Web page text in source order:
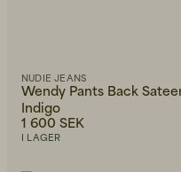
NUDIE JEANS
Wendy Pants Back
Indigo
1 600 SEK
I LAGER